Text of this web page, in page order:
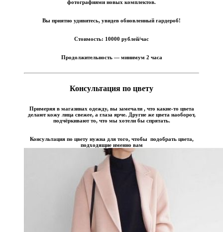
фотографиями новых комплектов.
Вы приятно удивитесь, увидев обновленный гардероб!
Стоимость: 10000 рублей/час
Продолжительность — минимум 2 часа
Консультация по цвету
Примеряя в магазинах одежду, вы замечали , что какие-то цвета
делают кожу лица свежее, а глаза ярче. Другие же цвета наоборот,
подчёркивают то, что мы хотели бы спрятать.
Консультация по цвету нужна для того, чтобы подобрать цвета,
подходящие именно вам